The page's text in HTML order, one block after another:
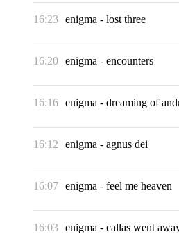
16:23 enigma - lost three
16:20 enigma - encounters
16:16 enigma - dreaming of
16:12 enigma - agnus dei
16:07 enigma - feel me heaven
16:03 enigma - callas went